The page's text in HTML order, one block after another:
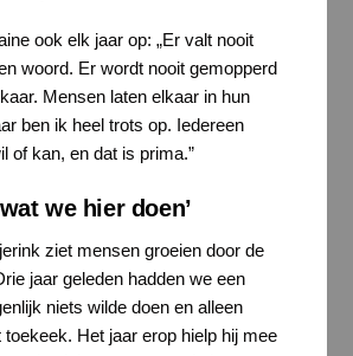
ook elk jaar op: „Er valt nooit
woord. Er wordt nooit gemopperd
Mensen laten elkaar in hun
ben ik heel trots op. Iedereen
of kan, en dat is prima.”
we hier doen’
ziet mensen groeien door de
jaar geleden hadden we een
niets wilde doen en alleen
Het jaar erop hielp hij mee